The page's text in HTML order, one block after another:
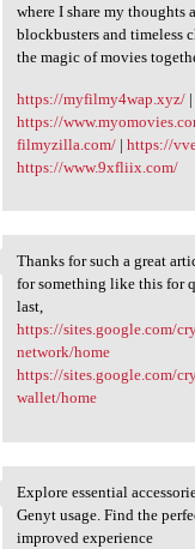
where I share my thoughts
blockbusters and timeless
the magic of movies
https://myfilmy4wap.xyz/|
https://
filmyzilla.com/| https://
https://www.9xfliix.com/
Thanks for such a
Thanks for such a great
for something like this for
last,
https://sites.google.com/
network/home
https://sites.google.com/
wallet/home
Explore essential
Explore essential
Genyt usage. Find the
improved experience